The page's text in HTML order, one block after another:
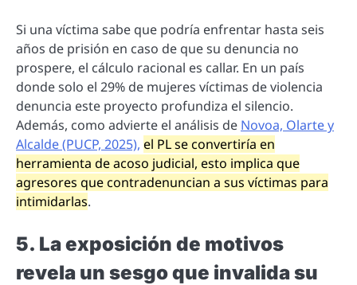
Si una víctima sabe que podría enfrentar hasta seis
años de prisión en caso de que su denuncia no
prospere, el cálculo racional es callar. En un país
donde solo el 29% de mujeres víctimas de violencia
denuncia este proyecto profundiza el silencio.
Además, como advierte el análisis de Novoa, Olarte y
Alcalde (PUCP, 2025), el PL se convertiría en
herramienta de acoso judicial, esto implica que
agresores que contradenuncian a sus víctimas para
intimidarlas.
5. La exposición de motivos
revela un sesgo que invalida su